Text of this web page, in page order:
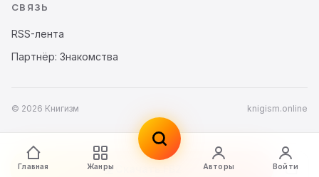
Главная Жанры Авторы Войти
СВЯЗЬ
RSS-лента
Партнёр: Знакомства
© 2026 Книгизм knigism.online